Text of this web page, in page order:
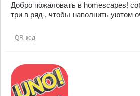
Добро пожаловать в homescapes!
три в ряд , чтобы наполнить уютом
QR-код